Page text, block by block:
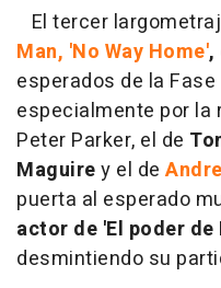
El tercer
Man, 'No Way Home',
esperados de la
especialmente por la
Peter Parker, el de
Maguirey el de
puerta al esperado
actor de 'El poder
desmintiendo su